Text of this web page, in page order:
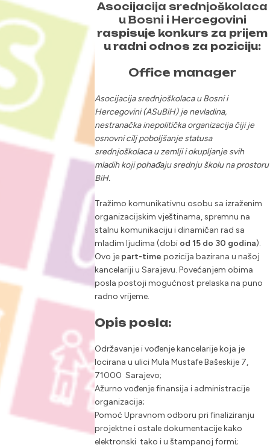
Asocijacija srednjoškolaca
u Bosni i Hercegovini
raspisuje konkurs za prijem
u radni odnos za poziciju:
Office manager
Asocijacija srednjoškolaca u Bosni i
Hercegovini (ASuBiH) je nevladina,
nestranačka inepolitička organizacija čiji je
osnovni cilj poboljšanje statusa
srednjoškolaca u zemlji i okupljanje svih
mladih koji pohađaju srednju školu na prostoru
BiH.
Tražimo komunikativnu osobu sa izraženim
organizacijskim vještinama, spremnu na
stalnu komunikaciju i dinamičan rad sa
mladim ljudima (dobi od 15 do 30 godina).
Ovo je part-time pozicija bazirana u našoj
kancelariji u Sarajevu. Povećanjem obima
posla postoji mogućnost prelaska na puno
radno vrijeme.
Opis posla:
Održavanje i vođenje kancelarije koja je
locirana u ulici Mula Mustafe Bašeskije 7,
71000 Sarajevo;
Ažurno vođenje finansija i administracije
organizacija;
Pomoć Upravnom odboru pri finaliziranju
projektne i ostale dokumentacije kako
elektronski tako i u štampanoj formi;